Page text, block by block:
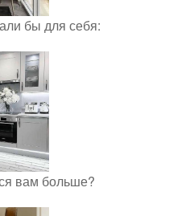
бы для себя:
вам больше?